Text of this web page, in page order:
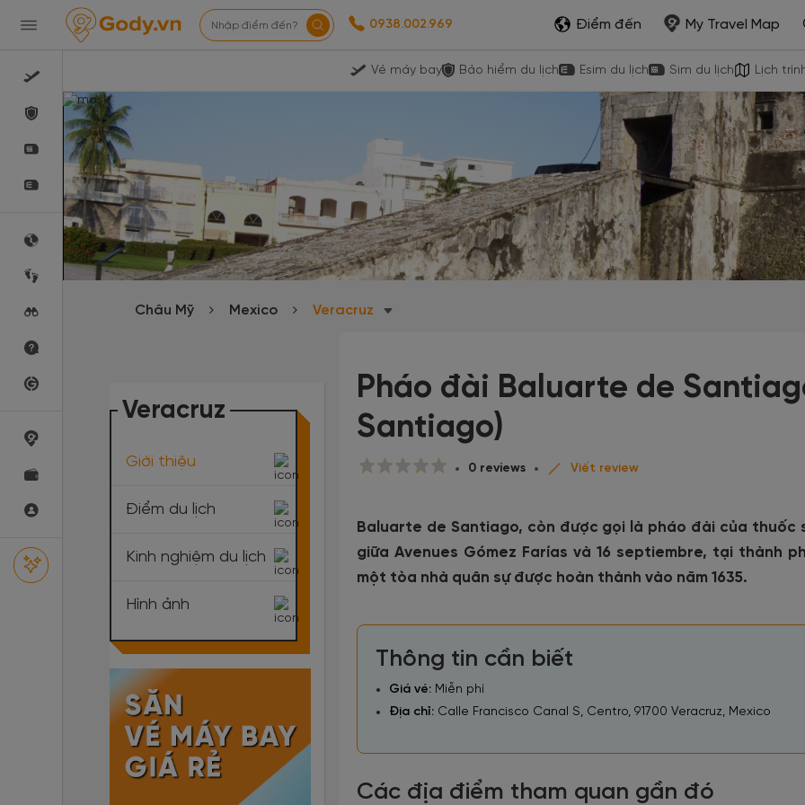
Nhập điểm đến? 0938.002.969 Điểm đến My Travel Map
Vé máy bay Bảo hiểm du lịch Esim du lịch Sim du lịch Lịch
Châu Mỹ Mexico Veracruz
Pháo đài Baluarte de
Santiago)
0 reviews Viết review
Baluarte de Santiago, còn được gọi là pháo đài của thuốc
giữa Avenues Gómez Farías và 16 septiembre, tại thành
một tòa nhà quân sự được hoàn thành vào năm 1635.
Thông tin cần biết
Giá vé: Miễn phí
Địa chỉ: Calle Francisco Canal S, Centro, 91700 Veracruz, Mexico
Các địa điểm tham quan gần đó
Veracruz
Giới thiệu
Điểm du lịch
Kinh nghiệm du lịch
Hình ảnh